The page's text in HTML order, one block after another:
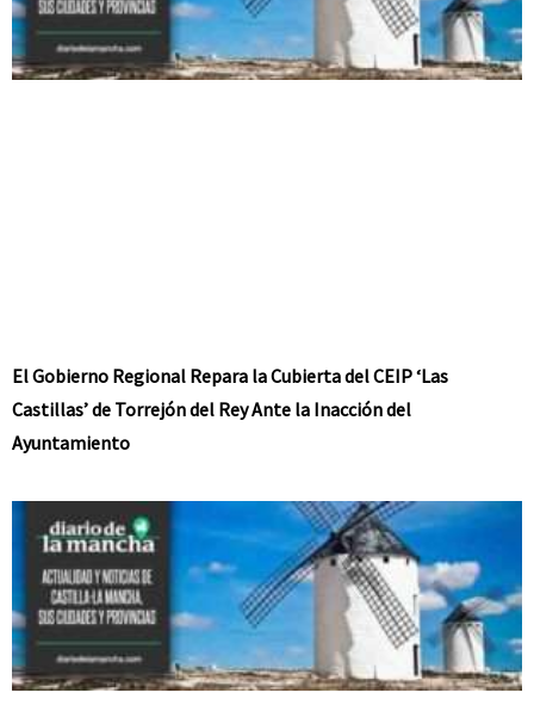
El Gobierno Regional Repara la Cubierta del CEIP ‘Las
Castillas’ de Torrejón del Rey Ante la Inacción del
Ayuntamiento